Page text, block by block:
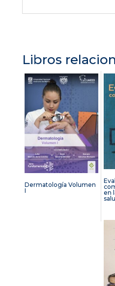
Libros
Dermatología Volumen
I
en